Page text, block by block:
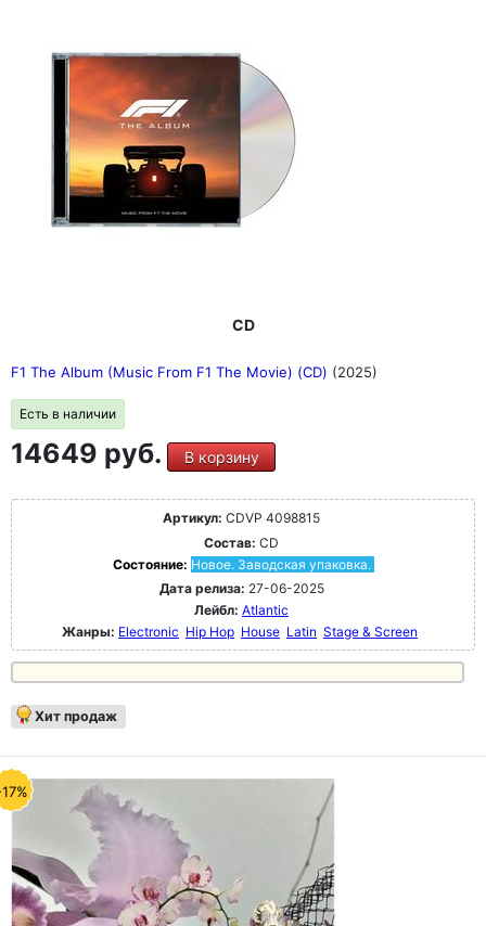
CD
F1 The Album (Music From F1 The Movie) (CD) (2025)
Есть в наличии
14649 руб. В корзину
Артикул: CDVP 4098815
Состав: CD
Состояние: Новое. Заводская упаковка.
Дата релиза: 27-06-2025
Лейбл: Atlantic
Жанры: Electronic Hip Hop House Latin Stage & Screen
Хит продаж